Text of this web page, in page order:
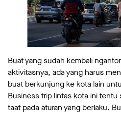
Buat yang sudah kembali
aktivitasnya, ada yang harus
buat berkunjung ke kota lain
Business trip lintas kota ini
taat pada aturan yang berlaku.